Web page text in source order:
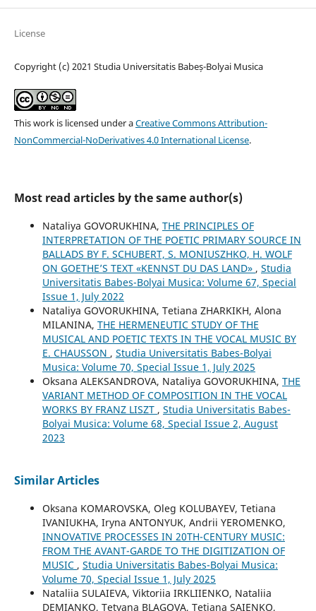
License
Copyright (c) 2021 Studia Universitatis Babeș-Bolyai Musica
This work is licensed under aCreative Commons Attribution-
NonCommercial-NoDerivatives 4.0 International License.
Most read articles by the same author(s)
Nataliya GOVORUKHINA, THE PRINCIPLES OF
INTERPRETATION OF THE POETIC PRIMARY SOURCE IN
BALLADS BY F. SCHUBERT, S. MONIUSZHKO, H. WOLF
ON GOETHE’S TEXT «KENNST DU DAS LAND» , Studia
Universitatis Babes-Bolyai Musica: Volume 67, Special
Issue 1, July 2022
Nataliya GOVORUKHINA, Tetiana ZHARKIKH, Alona
MILANINA, THE HERMENEUTIC STUDY OF THE
MUSICAL AND POETIC TEXTS IN THE VOCAL MUSIC BY
E. CHAUSSON , Studia Universitatis Babes-Bolyai
Musica: Volume 70, Special Issue 1, July 2025
Oksana ALEKSANDROVA, Nataliya GOVORUKHINA, THE
VARIANT METHOD OF COMPOSITION IN THE VOCAL
WORKS BY FRANZ LISZT , Studia Universitatis Babes-
Bolyai Musica: Volume 68, Special Issue 2, August
2023
Similar Articles
Oksana KOMAROVSKA, Oleg KOLUBAYEV, Tetiana
IVANIUKHA, Iryna ANTONYUK, Andrii YEROMENKO,
INNOVATIVE PROCESSES IN 20TH-CENTURY MUSIC:
FROM THE AVANT-GARDE TO THE DIGITIZATION OF
MUSIC , Studia Universitatis Babes-Bolyai Musica:
Volume 70, Special Issue 1, July 2025
Nataliia SULAIEVA, Viktoriia IRKLIIENKO, Nataliia
DEMIANKO, Tetyana BLAGOVA, Tetiana SAIENKO,